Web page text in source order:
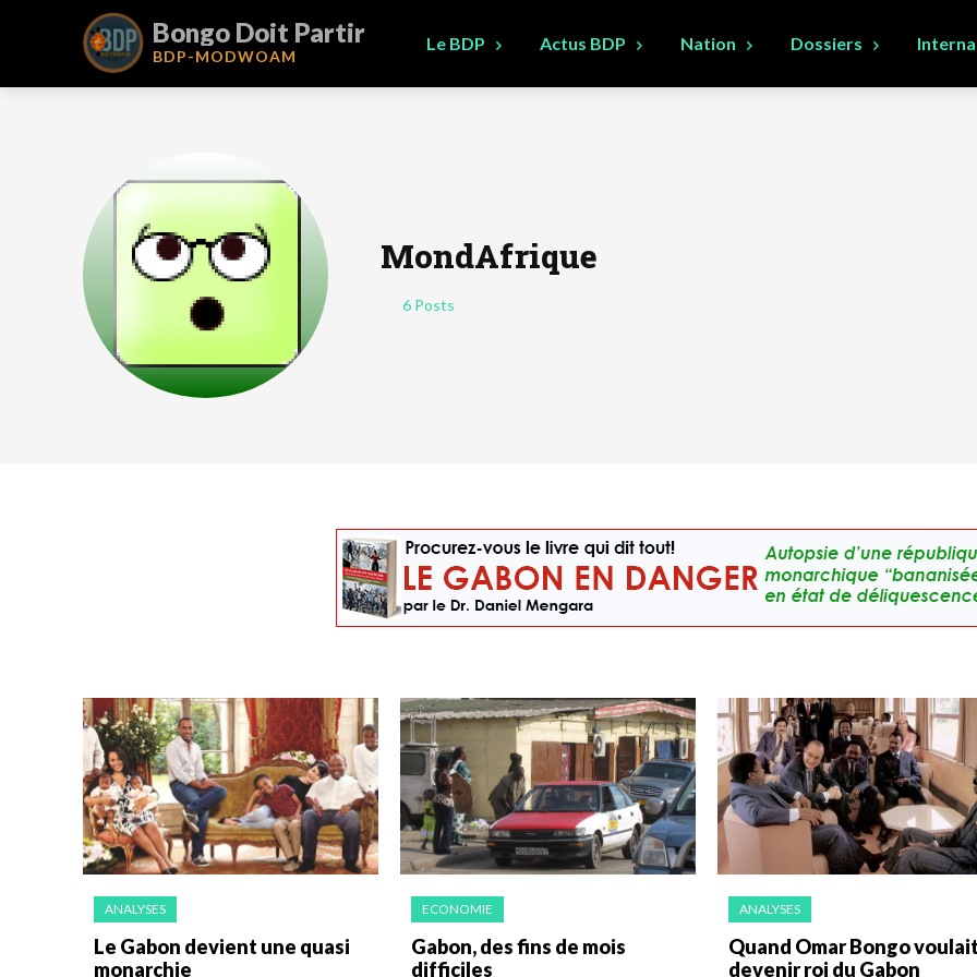
Bongo Doit Partir
BDP-MODWOAM
Le BDP Actus BDP Nation Dossiers
MondAfrique
6 Posts
ANALYSES
Le Gabon devient une quasi
monarchie
ECONOMIE
Gabon, des fins de mois
difficiles
ANALYSES
Quand Omar Bongo
devenir roi du Gabon